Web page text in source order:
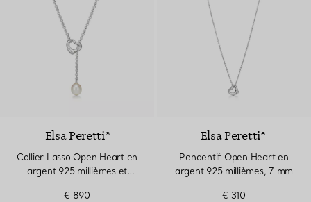
Elsa Peretti®
Collier Lasso Open Heart en
argent 925 millièmes et
€ 890
Elsa Peretti®
Pendentif Open Heart en
argent 925 millièmes, 7 mm
€ 310